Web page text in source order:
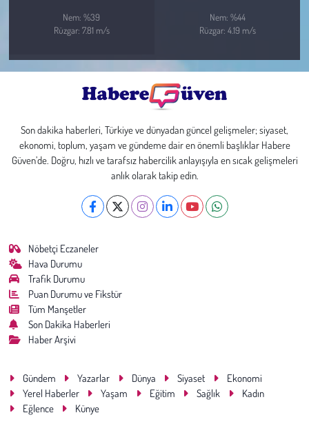
Nem: %39
Rüzgar: 7.81 m/s
Nem: %44
Rüzgar: 4.19 m/s
Son dakika haberleri, Türkiye ve dünyadan güncel gelişmeler; siyaset,
ekonomi, toplum, yaşam ve gündeme dair en önemli başlıklar Habere
Güven’de. Doğru, hızlı ve tarafsız habercilik anlayışıyla en sıcak gelişmeleri
anlık olarak takip edin.
Nöbetçi Eczaneler
Hava Durumu
Trafik Durumu
Puan Durumu ve Fikstür
Tüm Manşetler
Son Dakika Haberleri
Haber Arşivi
Gündem Yazarlar Dünya Siyaset
Ekonomi
Yerel Haberler
Yaşam Eğitim Sağlık
Kadın
Eğlence
Künye